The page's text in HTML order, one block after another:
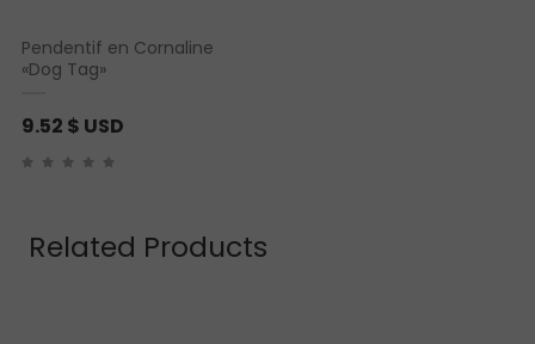
Pendentif en Cornaline
«Dog Tag»
9.52 $ USD
Related Products